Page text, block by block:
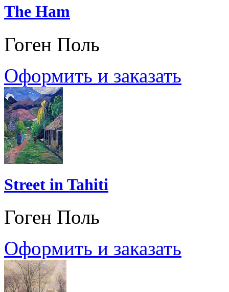
The Ham
Гоген Поль
Оформить и заказать
Street in Tahiti
Гоген Поль
Оформить и заказать